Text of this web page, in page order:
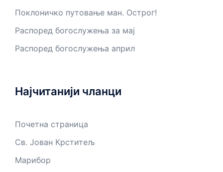
Поклоничко путовање ман. Острог!
Распоред богослужења за мај
Распоред богослужења април
Најчитанији чланци
Почетна страница
Св. Јован Крститељ
Марибор